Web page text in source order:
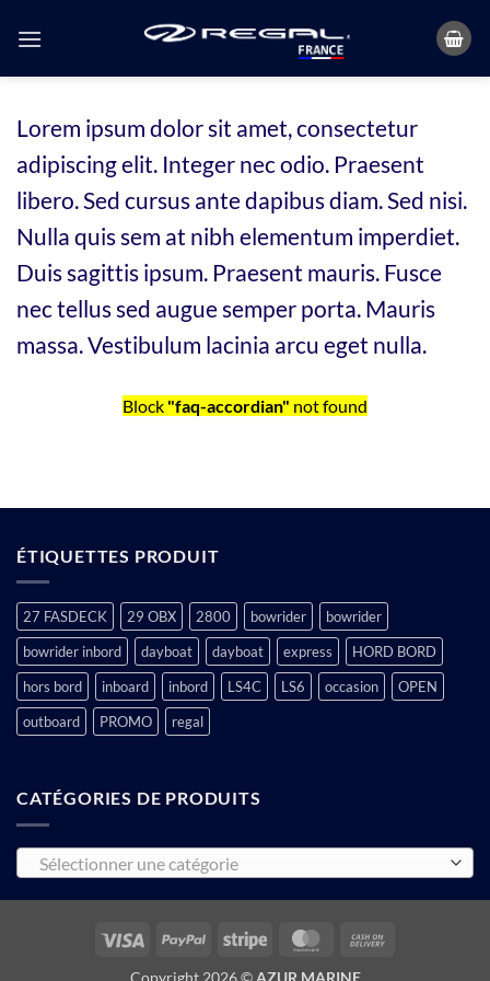
Lorem ipsum dolor sit amet, consectetur
adipiscing elit. Integer nec odio. Praesent
libero. Sed cursus ante dapibus diam. Sed nisi.
Nulla quis sem at nibh elementum imperdiet.
Duis sagittis ipsum. Praesent mauris. Fusce
nec tellus sed augue semper porta. Mauris
massa. Vestibulum lacinia arcu eget nulla.
Block "faq-accordian" not found
ÉTIQUETTES PRODUIT
27 FASDECK 29 OBX 2800 bowrider
bowrider
bowrider inbord
dayboat dayboat express
HORD BORD
hors bord
inboard inbord LS4C LS6 occasion
OPEN
outboard
PROMO regal
CATÉGORIES DE PRODUITS
Sélectionner une catégorie
Visa PayPal Stripe MasterCard